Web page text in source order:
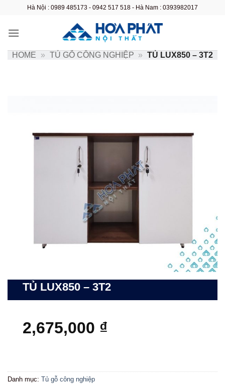
nội
Hà Nội : 0989 485173 - 0942 517 518 - Hà Nam : 0393982017
HOME » TỦ GỖ CÔNG NGHIỆP » TỦ LUX850 – 3T2
TỦ LUX850 – 3T2
2,675,000 ₫
Danh mục: Tủ gỗ công nghiệp